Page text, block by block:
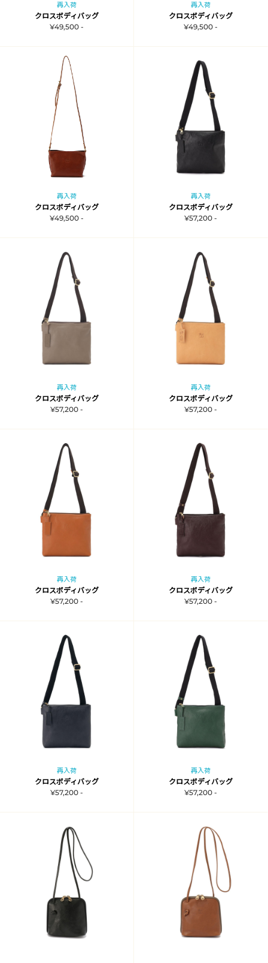
再入荷
クロスボディバッグ
¥49,500 -
再入荷
クロスボディバッグ
¥49,500 -
再入荷
クロスボディバッグ
¥49,500 -
再入荷
クロスボディバッグ
¥57,200 -
再入荷
クロスボディバッグ
¥57,200 -
再入荷
クロスボディバッグ
¥57,200 -
再入荷
クロスボディバッグ
¥57,200 -
再入荷
クロスボディバッグ
¥57,200 -
再入荷
クロスボディバッグ
¥57,200 -
再入荷
クロスボディバッグ
¥57,200 -